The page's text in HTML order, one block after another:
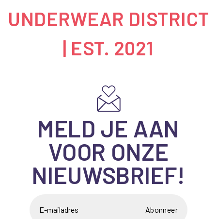
UNDERWEAR DISTRICT
| EST. 2021
MELD JE AAN
VOOR ONZE
NIEUWSBRIEF!
Abonneer